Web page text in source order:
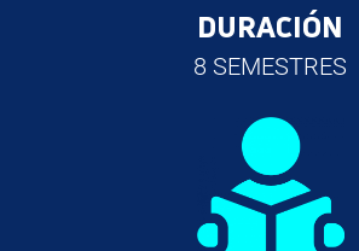
DURACIÓN
8 SEMESTRES